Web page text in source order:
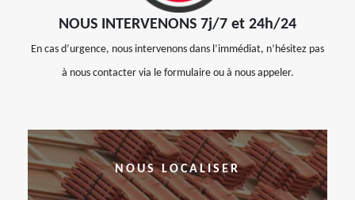
NOUS INTERVENONS 7j/7 et 24h/24
En cas d’urgence, nous intervenons dans l’immédiat, n’hésitez pas
à nous contacter via le formulaire ou à nous appeler.
NOUS LOCALISER